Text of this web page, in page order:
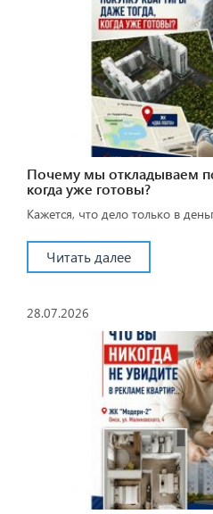
Почему мы откладываем
когда уже готовы?
Кажется, что дело только в
Читать далее
28.07.2026